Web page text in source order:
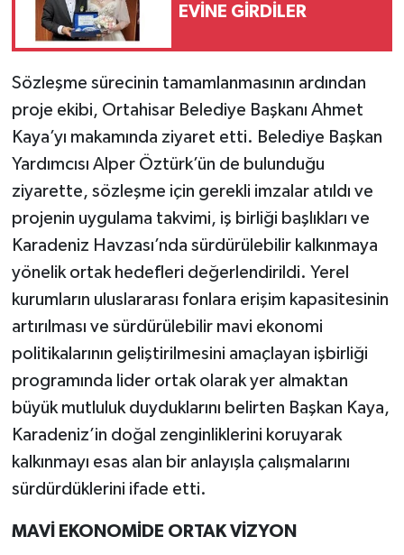
EVİNE GİRDİLER
Sözleşme sürecinin tamamlanmasının ardından
proje ekibi, Ortahisar Belediye Başkanı Ahmet
Kaya’yı makamında ziyaret etti. Belediye Başkan
Yardımcısı Alper Öztürk’ün de bulunduğu
ziyarette, sözleşme için gerekli imzalar atıldı ve
projenin uygulama takvimi, iş birliği başlıkları ve
Karadeniz Havzası’nda sürdürülebilir kalkınmaya
yönelik ortak hedefleri değerlendirildi. Yerel
kurumların uluslararası fonlara erişim kapasitesinin
artırılması ve sürdürülebilir mavi ekonomi
politikalarının geliştirilmesini amaçlayan işbirliği
programında lider ortak olarak yer almaktan
büyük mutluluk duyduklarını belirten Başkan Kaya,
Karadeniz’in doğal zenginliklerini koruyarak
kalkınmayı esas alan bir anlayışla çalışmalarını
sürdürdüklerini ifade etti.
MAVİ EKONOMİDE ORTAK VİZYON